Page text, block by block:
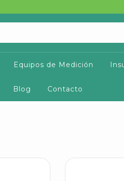
Equipos de Medición
Blog Contacto